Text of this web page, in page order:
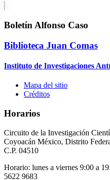
Boletín Alfonso Caso
Biblioteca Juan Comas
Instituto de Investigaciones
Mapa del sitio
Créditos
Horarios
Circuito de la Investigación
Coyoacán México, Distrito
C.P. 04510
Horario: lunes a viernes 9:00 a
5622 9683